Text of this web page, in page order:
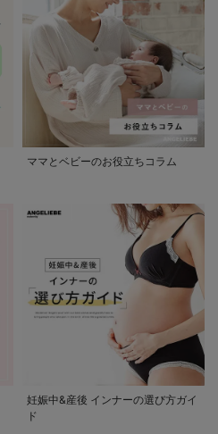
ママとベビーのお役立ちコラム
妊娠中&産後 インナーの選び方ガイ
ド